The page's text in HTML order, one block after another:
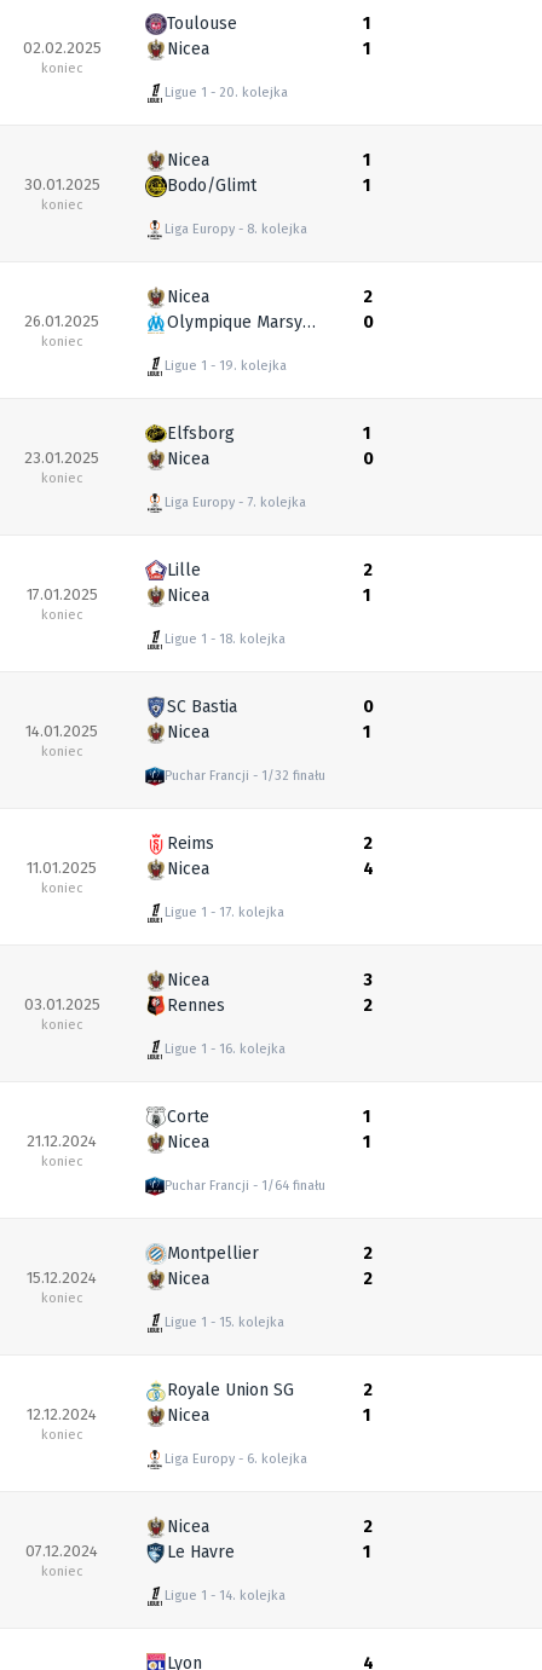
02.02.2025
koniec
Toulouse
Nicea
Ligue 1 20. kolejka
1
1
30.01.2025
koniec
Nicea
Bodo/Glimt
Liga Europy 8. kolejka
1
1
26.01.2025
koniec
Nicea
Olympique Marsylia
Ligue 1 19. kolejka
2
0
23.01.2025
koniec
Elfsborg
Nicea
Liga Europy 7. kolejka
1
0
17.01.2025
koniec
Lille
Nicea
Ligue 1 18. kolejka
2
1
14.01.2025
koniec
SC Bastia
Nicea
Puchar Francji 1/32 finału
0
1
11.01.2025
koniec
Reims
Nicea
Ligue 1 17. kolejka
2
4
03.01.2025
koniec
Nicea
Rennes
Ligue 1 16. kolejka
3
2
21.12.2024
koniec
Corte
Nicea
Puchar Francji 1/64 finału
1
1
15.12.2024
koniec
Montpellier
Nicea
Ligue 1 15. kolejka
2
2
12.12.2024
koniec
Royale Union SG
Nicea
Liga Europy 6. kolejka
2
1
07.12.2024
koniec
Nicea
Le Havre
Ligue 1 14. kolejka
2
1
Lyon 4